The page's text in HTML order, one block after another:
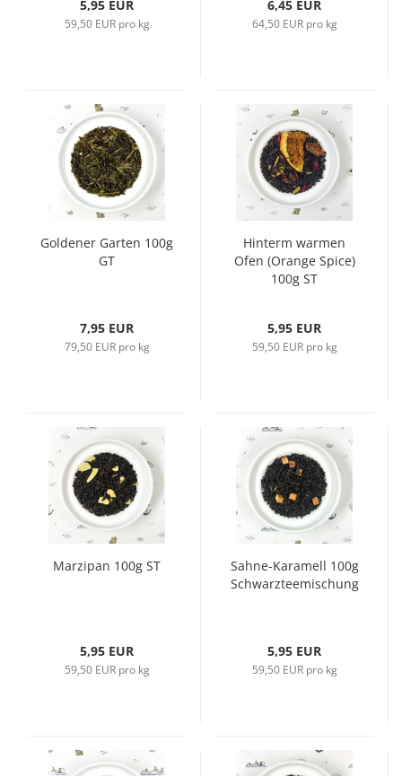
5,95 EUR
59,50 EUR pro kg
6,45 EUR
64,50 EUR pro kg
Goldener Garten 100g
GT
7,95 EUR
79,50 EUR pro kg
Hinterm warmen
Ofen (Orange Spice)
100g ST
5,95 EUR
59,50 EUR pro kg
Marzipan 100g ST
5,95 EUR
59,50 EUR pro kg
Sahne-Karamell 100g
Schwarzteemischung
5,95 EUR
59,50 EUR pro kg